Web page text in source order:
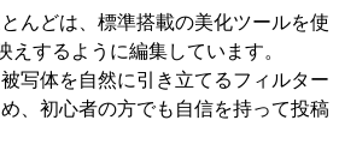
んどは、標準搭載の美化ツールを使
えするように編集しています。
写体を自然に引き立てるフィルター
、初心者の方でも自信を持って投稿